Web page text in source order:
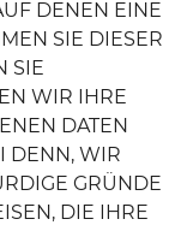
DENEN EINE
SIE DIESER
SIE
WIR IHRE
DATEN
DENN, WIR
GRÜNDE
DIE IHRE